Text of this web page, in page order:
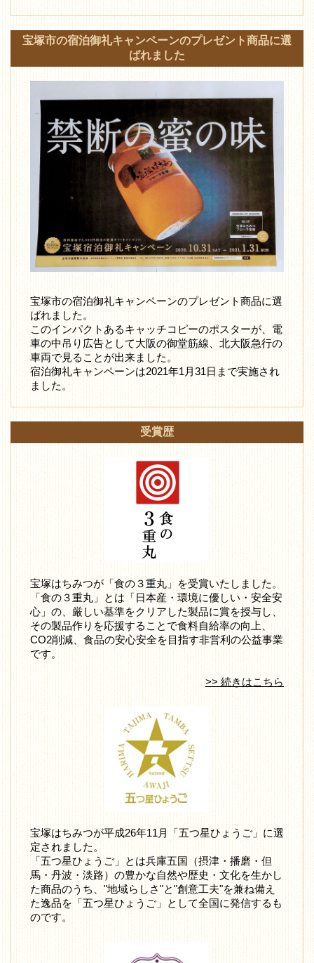
宝塚市の宿泊御礼キャンペーンのプレゼント商品に選
ばれました
宝塚市の宿泊御礼キャンペーンのプレゼント商品に選
ばれました。
このインパクトあるキャッチコピーのポスターが、電
車の中吊り広告として大阪の御堂筋線、北大阪急行の
車両で見ることが出来ました。
宿泊御礼キャンペーンは2021年1月31日まで実施され
ました。
受賞歴
宝塚はちみつが「食の３重丸」を受賞いたしました。
「食の３重丸」とは「日本産・環境に優しい・安全安
心」の、厳しい基準をクリアした製品に賞を授与し、
その製品作りを応援することで食料自給率の向上、
CO2削減、食品の安心安全を目指す非営利の公益事業
です。
>> 続きはこちら
宝塚はちみつが平成26年11月「五つ星ひょうご」に選
定されました。
「五つ星ひょうご」とは兵庫五国（摂津・播磨・但
馬・丹波・淡路）の豊かな自然や歴史・文化を生かし
た商品のうち、"地域らしさ"と"創意工夫"を兼ね備え
た逸品を「五つ星ひょうご」として全国に発信するも
のです。